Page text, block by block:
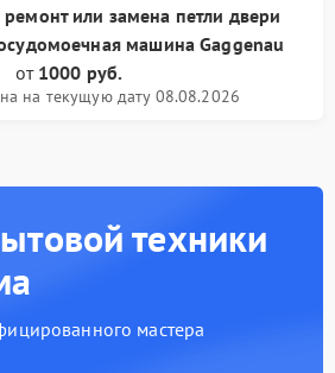
ремонт или замена петли двери
машина Gaggenau
от 1000 руб.
на текущую дату 08.08.2026
техники
мастера